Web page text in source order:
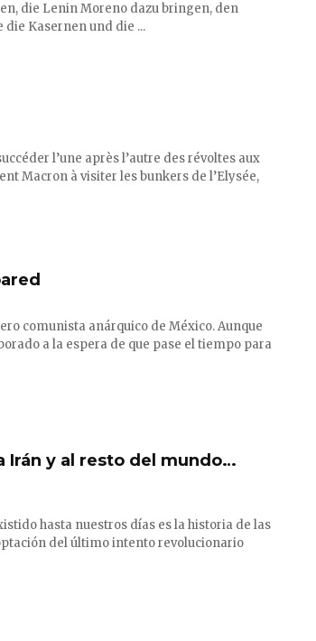
die Lenin Moreno dazu bringen, den
die Kasernen und die ...
l’une après l’autre des révoltes aux
Macron à visiter les bunkers de l’Elysée,
comunista anárquico de México. Aunque
a la espera de que pase el tiempo para
Irán y al resto del mundo…
hasta nuestros días es la historia de las
del último intento revolucionario